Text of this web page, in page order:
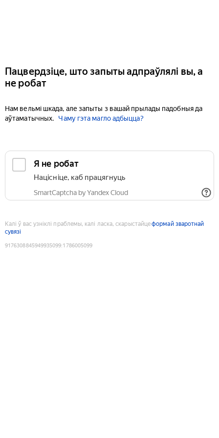
Пацвердзіце, што запыты адпраўлялі вы, а
не робат
Нам вельмі шкада, але запыты з вашай прылады падобныя да
аўтаматычных.
Чаму гэта магло адбыцца?
Я не робат
Націсніце, каб працягнуць
SmartCaptcha by Yandex Cloud
Калі ў вас узніклі праблемы, калі ласка, скарыстайцеформай зваротнай
сувязі
9176308845949935099:1786005099